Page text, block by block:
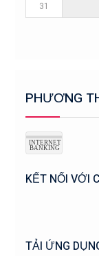
31
PHƯƠNG
KẾT NỐI VỚI
TẢI ỨNG